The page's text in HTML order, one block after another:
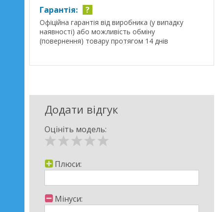
Гарантія: ?
Офіційна гарантія від виробника (у випадку
наявності) або можливість обміну
(повернення) товару протягом 14 днів
Додати відгук
Оцініть модель:
Плюси:
Мінуси: